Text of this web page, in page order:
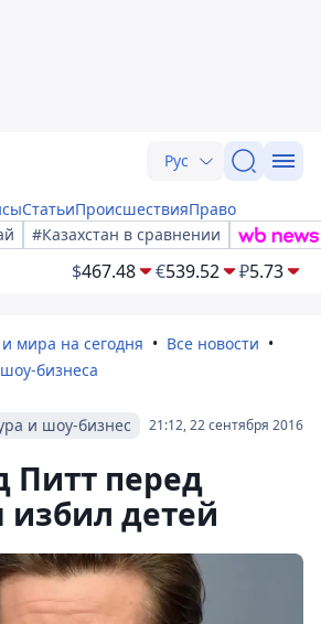
Рус
СтатьиПроисшествияПраво
#Казахстан в сравнении
$467.48 €539.52 ₽5.73
мира на сегодня
Все новости
бизнеса
21:12, 22 сентября 2016
и шоу-бизнес
Питт перед
избил детей